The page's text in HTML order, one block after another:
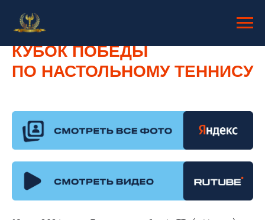
КУБОК ПОБЕДЫ
ПО НАСТОЛЬНОМУ ТЕННИСУ